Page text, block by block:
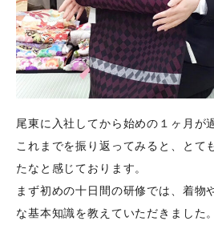
尾東に入社してから始めの１ヶ月が
これまでを振り返ってみると、とて
たなと感じております。
まず初めの十日間の研修では、着物
な基本知識を教えていただきました。